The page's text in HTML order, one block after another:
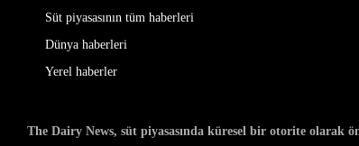
Süt piyasasının tüm haberleri
Dünya haberleri
Yerel haberler
The Dairy News, süt piyasasında küresel bir otorite olarak